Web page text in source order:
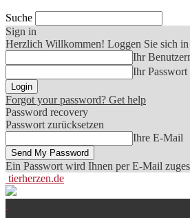
Suche
Sign in
Herzlich Willkommen! Loggen Sie sich
Ihr
Ihr Passwort
Forgot your password? Get help
Password recovery
Passwort zurücksetzen
Ihre E-Mail
Ein Passwort wird Ihnen per E-Mail
tierherzen.de